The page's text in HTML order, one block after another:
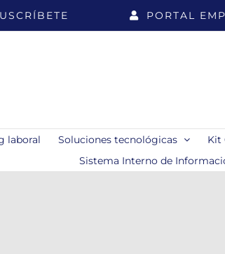
PORTAL
laboral Soluciones tecnológicas Kit
Sistema Interno de